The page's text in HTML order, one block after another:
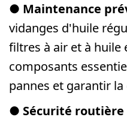
● Maintenance
vidanges d'huile
filtres à air et à huile
composants
pannes et garantir
● Sécurité routière